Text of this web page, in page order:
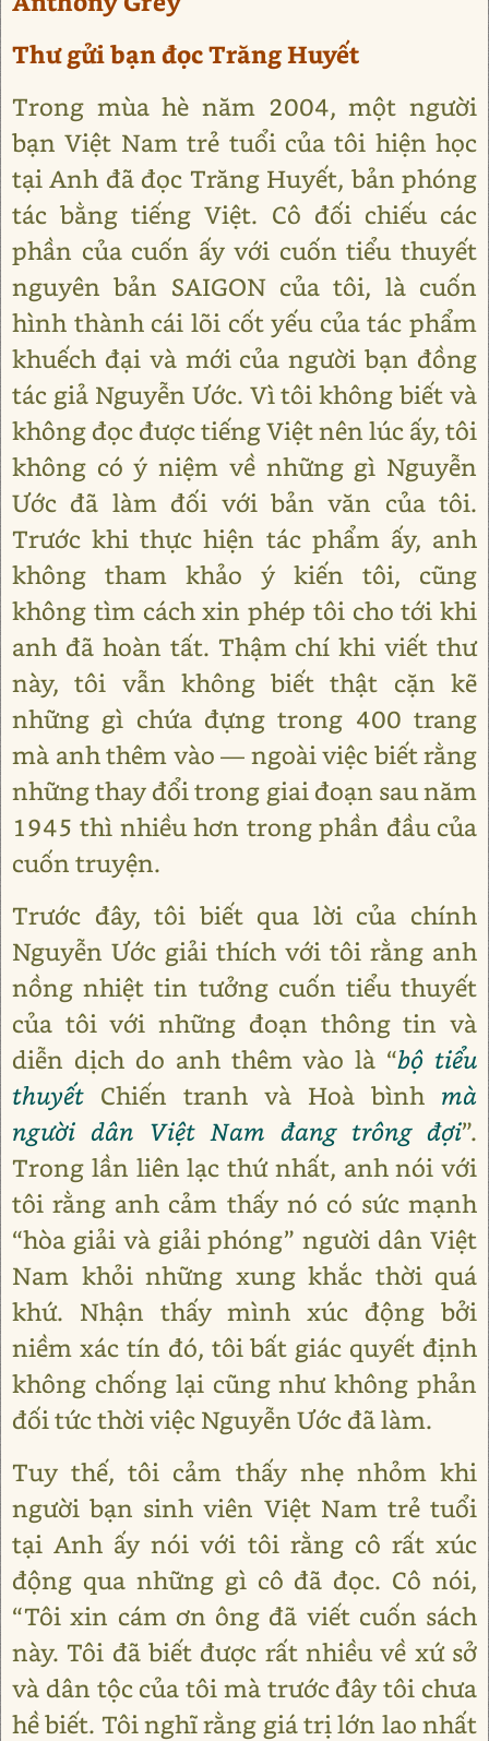
Thư gửi bạn đọc Trăng Huyết
Trong mùa hè năm 2004, một người
bạn Việt Nam trẻ tuổi của tôi hiện học
tại Anh đã đọc Trăng Huyết, bản phóng
tác bằng tiếng Việt. Cô đối chiếu các
phần của cuốn ấy với cuốn tiểu thuyết
nguyên bản SAIGON của tôi, là cuốn
hình thành cái lõi cốt yếu của tác phẩm
khuếch đại và mới của người bạn đồng
tác giả Nguyễn Ước. Vì tôi không biết và
không đọc được tiếng Việt nên lúc ấy, tôi
không có ý niệm về những gì Nguyễn
Ước đã làm đối với bản văn của tôi.
Trước khi thực hiện tác phẩm ấy, anh
không tham khảo ý kiến tôi, cũng
không tìm cách xin phép tôi cho tới khi
anh đã hoàn tất. Thậm chí khi viết thư
này, tôi vẫn không biết thật cặn kẽ
những gì chứa đựng trong 400 trang
mà anh thêm vào — ngoài việc biết rằng
những thay đổi trong giai đoạn sau năm
1945 thì nhiều hơn trong phần đầu của
cuốn truyện.
Trước đây, tôi biết qua lời của chính
Nguyễn Ước giải thích với tôi rằng anh
nồng nhiệt tin tưởng cuốn tiểu thuyết
của tôi với những đoạn thông tin và
diễn dịch do anh thêm vào là “bộ tiểu
thuyết Chiến tranh và Hoà bình mà
người dân Việt Nam đang trông đợi”.
Trong lần liên lạc thứ nhất, anh nói với
tôi rằng anh cảm thấy nó có sức mạnh
“hòa giải và giải phóng” người dân Việt
Nam khỏi những xung khắc thời quá
khứ. Nhận thấy mình xúc động bởi
niềm xác tín đó, tôi bất giác quyết định
không chống lại cũng như không phản
đối tức thời việc Nguyễn Ước đã làm.
Tuy thế, tôi cảm thấy nhẹ nhỏm khi
người bạn sinh viên Việt Nam trẻ tuổi
tại Anh ấy nói với tôi rằng cô rất xúc
động qua những gì cô đã đọc. Cô nói,
“Tôi xin cám ơn ông đã viết cuốn sách
này. Tôi đã biết được rất nhiều về xứ sở
và dân tộc của tôi mà trước đây tôi chưa
hề biết. Tôi nghĩ rằng giá trị lớn lao nhất